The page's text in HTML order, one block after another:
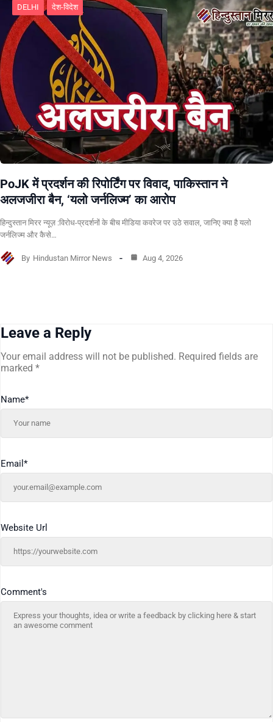
DELHI देश-विदेश
PoJK में प्रदर्शन की रिपोर्टिंग पर विवाद, पाकिस्तान ने
अलजजीरा बैन, ‘यलो जर्नलिज्म’ का आरोप
हिन्दुस्तान मिरर न्यूज़ :विरोध-प्रदर्शनों के बीच मीडिया कवरेज पर उठे सवाल, जानिए क्या है यलो
जर्नलिज्म और कैसे…
By Hindustan Mirror News Aug 4, 2026
Leave a Reply
Your email address will not be published. Required fields are
marked *
Comment's
Name*
Email *
Website Url